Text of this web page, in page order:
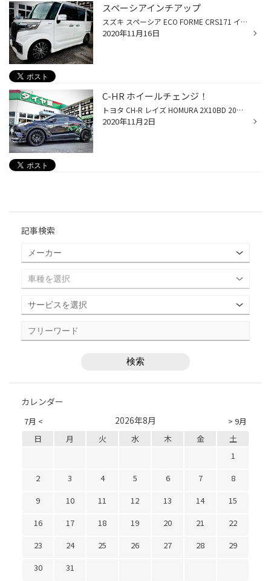
スペーシアインチアップ
スズキ スペーシア ECO FORME CRS171 インチアップ！ ローダウンもしてあるので、一体感が出てメチャクチャカッコ良く決まりました。
2020年11月16日
C-HR ホイールチェンジ！
トヨタ CH-R レイズ HOMURA 2X10BD 20インチチェンジ！ スポーティーメッシュスポークでありながら、エレガントさも醸し出しているデザイン。 ブラックボディーに、ピッタリ似合ってますね。中々カッコイイです。
2020年11月2日
記事検索
カレンダー
7月 < > 9月
2026年8月
日 月 火 水 木 金
土
1
2
3 4 5 6 7
8
9
10 11 12 13 14
15
16
17 18 19 20 21
22
23
24 25 26 27 28
29
30
31